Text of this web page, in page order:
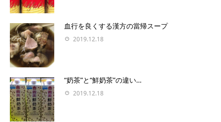
血行を良くする漢方の當帰スープ
2019.12.18
“奶茶”と“鮮奶茶”の違い…
2019.12.18